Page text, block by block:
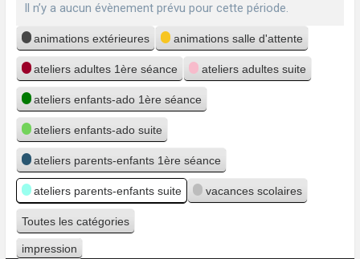
Il n’y a aucun évènement prévu pour cette période.
Catégories
animations extérieures animations salle d'attente
ateliers adultes 1ère séance ateliers adultes suite
ateliers enfants-ado 1ère séance
ateliers enfants-ado suite
ateliers parents-enfants 1ère séance
ateliers parents-enfants suite vacances scolaires
Toutes les catégories
Vue
impression